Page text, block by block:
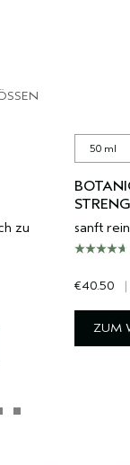
zu
50 ml
sanft
€40.50 |
ZUM